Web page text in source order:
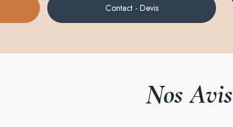
Contact - Devis
Nos Avis